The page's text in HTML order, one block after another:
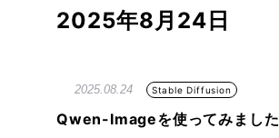
2025年8月24日
2025.08.24 Stable Diffusion
Qwen-Imageを使ってみました